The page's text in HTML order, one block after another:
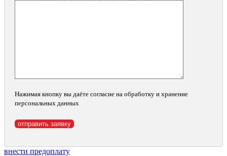
Нажимая кнопку вы даёте согласие на обработку и хранение
персональных данных
внести предоплату